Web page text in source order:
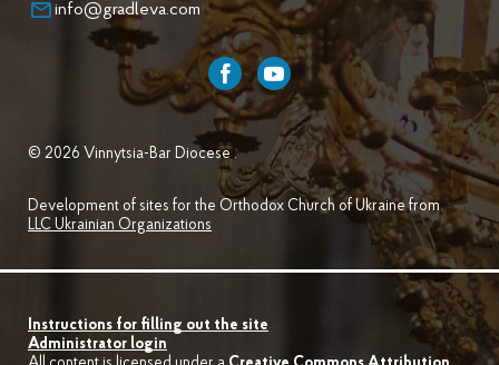
info@gradleva.com
© 2026 Vinnytsia-Bar Diocese .
Development of sites for the Orthodox Church of Ukraine from
LLC Ukrainian Organizations
Instructions for filling out the site
Administrator login